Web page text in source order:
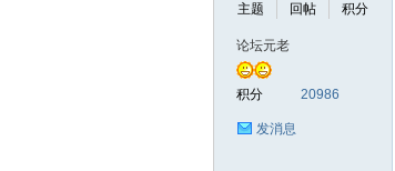
主题
回帖
积分
论坛元老
积分 20986
发消息